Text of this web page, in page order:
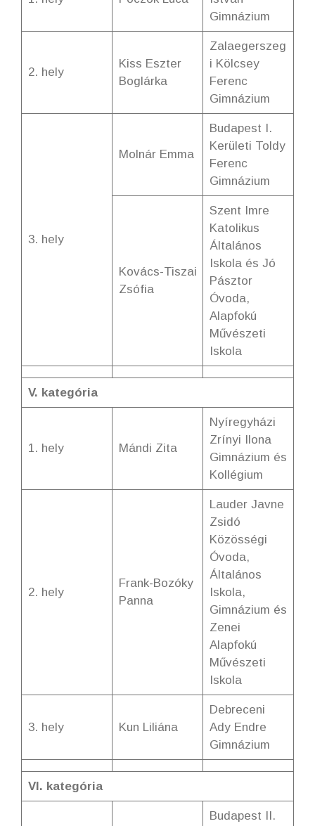
Gimnázium
2. hely
Kiss Eszter
Boglárka
Zalaegerszeg
i Kölcsey
Ferenc
Gimnázium
3. hely
Molnár Emma
Budapest I.
Kerületi Toldy
Ferenc
Gimnázium
Kovács-Tiszai
Zsófia
Szent Imre
Katolikus
Általános
Iskola és Jó
Pásztor
Óvoda,
Alapfokú
Művészeti
Iskola
V. kategória
1. hely Mándi Zita
Nyíregyházi
Zrínyi Ilona
Gimnázium és
Kollégium
2. hely
Frank-Bozóky
Panna
Lauder Javne
Zsidó
Közösségi
Óvoda,
Általános
Iskola,
Gimnázium és
Zenei
Alapfokú
Művészeti
Iskola
3. hely Kun Liliána
Debreceni
Ady Endre
Gimnázium
VI. kategória
Budapest II.